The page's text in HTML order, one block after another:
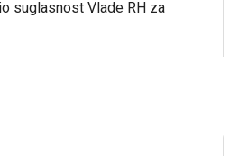
suglasnost Vlade RH za